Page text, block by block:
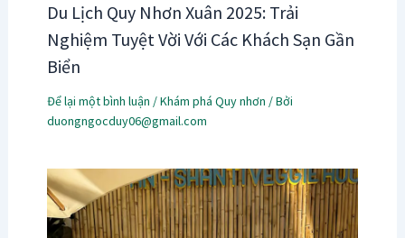
Du Lịch Quy Nhơn Xuân 2025: Trải
Nghiệm Tuyệt Vời Với Các Khách Sạn Gần
Biển
Để lại một bình luận /Khám phá Quy nhơn / Bởi
duongngocduy06@gmail.com